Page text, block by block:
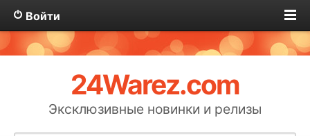
Войти
24Warez.com
Эксклюзивные новинки и релизы